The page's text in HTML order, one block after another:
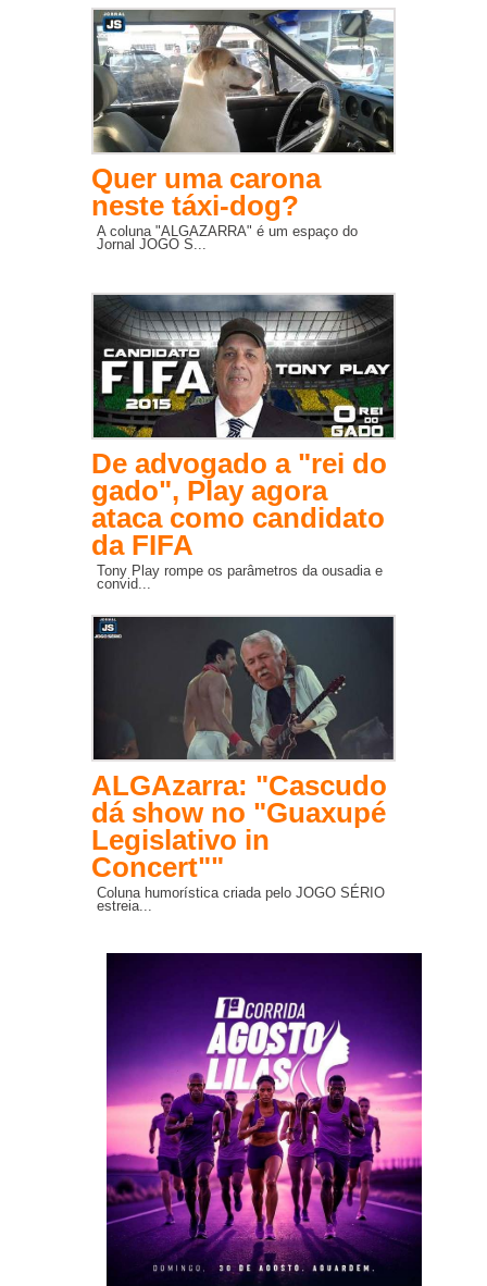
Quer uma carona
neste táxi-dog?
A coluna "ALGAZARRA" é um espaço do
Jornal JOGO S...
De advogado a "rei do
gado", Play agora
ataca como candidato
da FIFA
Tony Play rompe os parâmetros da ousadia e
convid...
ALGAzarra: "Cascudo
dá show no "Guaxupé
Legislativo in
Concert""
Coluna humorística criada pelo JOGO SÉRIO
estreia...